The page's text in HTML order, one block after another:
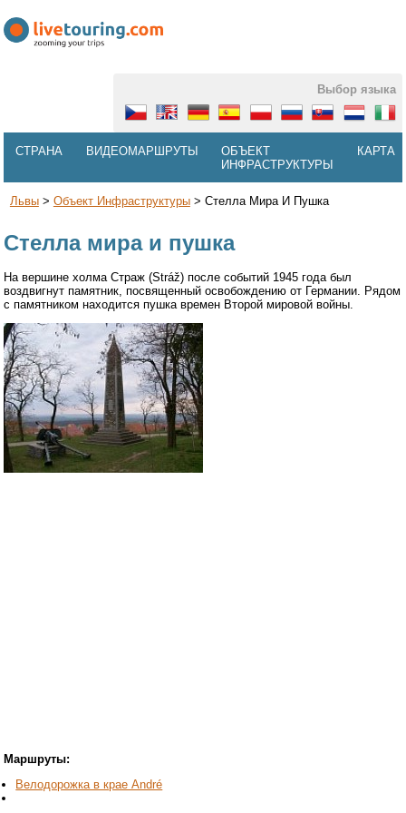
Выбор языка
СТРАНА ВИДЕОМАРШРУТЫ
ОБЪЕКТ
ИНФРАСТРУКТУРЫ
КАРТА
Львы> Объект Инфраструктуры> Стелла Мира И Пушка
Стелла мира и пушка
На вершине холма Страж (Stráž) после событий 1945 года был
воздвигнут памятник, посвященный освобождению от Германии. Рядом
с памятником находится пушка времен Второй мировой войны.
Маршруты:
Велодорожка в крае André